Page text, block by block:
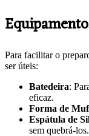
Para facilitar o
ser úteis:
Batedeira:
eficaz.
Forma de
Espátula de
sem quebrá-los.